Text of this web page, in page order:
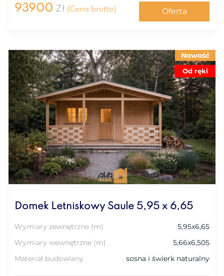
93900 Zł (Cena brutto) Oferta
Nowość
Od ręki
Domek Letniskowy Saule 5,95 x 6,65
Wymiary zewnętrzne (m)
5,95x6,65
Wymiary wewnętrzne (m)
5,66x6,505
Materiał budowlany
sosna i świerk naturalny